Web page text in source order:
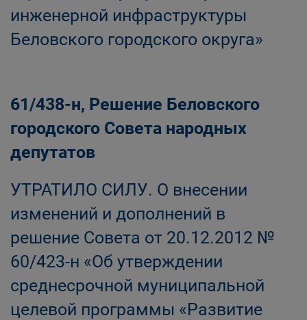
инженерной инфраструктуры
Беловского городского округа»
61/438-н, Решение Беловского
городского Совета народных
депутатов
УТРАТИЛО СИЛУ. О внесении
изменений и дополнений в
решение Совета от 20.12.2012 №
60/423-н «Об утверждении
среднесрочной муниципальной
целевой программы «Развитие